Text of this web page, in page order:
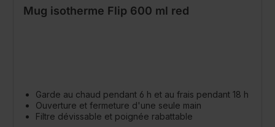
Mug isotherme Flip 600 ml red
Garde au chaud pendant 6 h et au frais pendant 18 h
Ouverture et fermeture d'une seule main
Filtre dévissable et poignée rabattable